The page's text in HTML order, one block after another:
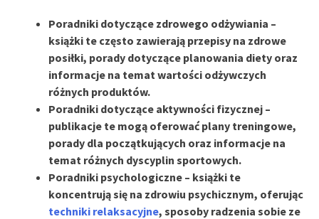
Poradniki dotyczące zdrowego odżywiania –
książki te często zawierają przepisy na zdrowe
posiłki, porady dotyczące planowania diety oraz
informacje na temat wartości odżywczych
różnych produktów.
Poradniki dotyczące aktywności fizycznej –
publikacje te mogą oferować plany treningowe,
porady dla początkujących oraz informacje na
temat różnych dyscyplin sportowych.
Poradniki psychologiczne – książki te
koncentrują się na zdrowiu psychicznym, oferując
techniki relaksacyjne, sposoby radzenia sobie ze